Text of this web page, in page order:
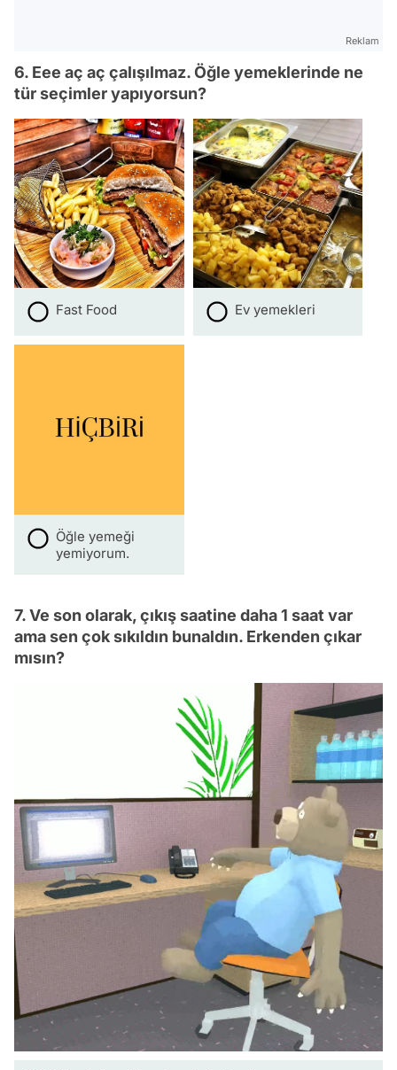
Reklam
6. Eee aç aç çalışılmaz. Öğle yemeklerinde ne
tür seçimler yapıyorsun?
Fast Food Ev yemekleri
Öğle yemeği
yemiyorum.
7. Ve son olarak, çıkış saatine daha 1 saat var
ama sen çok sıkıldın bunaldın. Erkenden çıkar
mısın?